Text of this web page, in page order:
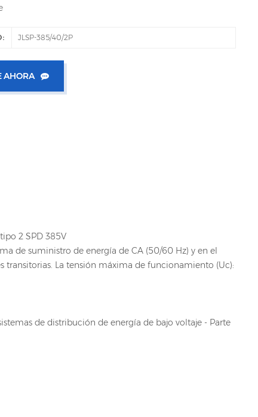
JLSP-385/40/2P
AHORA
2 SPD 385V
de suministro de energía de CA (50/60 Hz) y en el
transitorias. La tensión máxima de funcionamiento (Uc):
de distribución de energía de bajo voltaje - Parte